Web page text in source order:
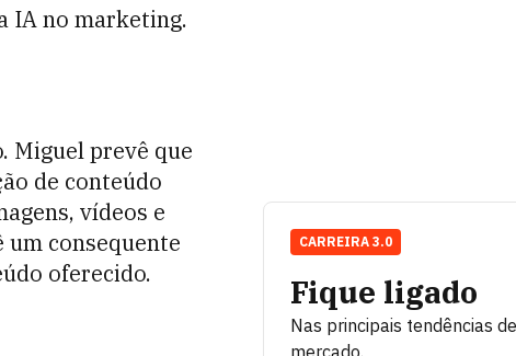
IA no marketing.
Miguel prevê que
de conteúdo
vídeos e
um consequente
oferecido.
Fique ligado
Nas principais tendências
mercado.
CARREIRA 3.0